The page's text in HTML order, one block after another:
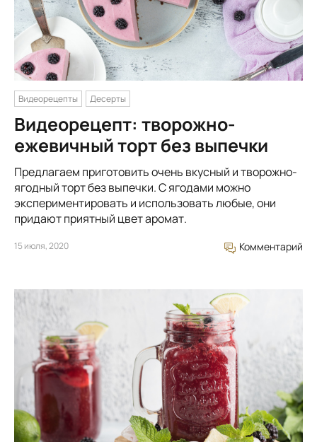
Видеорецепты Десерты
Видеорецепт: творожно-
ежевичный торт без выпечки
Предлагаем приготовить очень вкусный и творожно-
ягодный торт без выпечки. С ягодами можно
экспериментировать и использовать любые, они
придают приятный цвет аромат.
15 июля, 2020 Комментарий